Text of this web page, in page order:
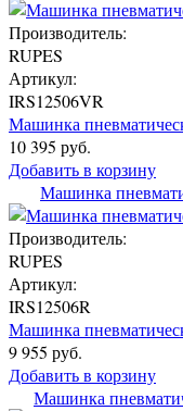
Производитель:
RUPES
Артикул:
IRS12506VR
Машинка
10 395 руб.
Добавить в корзину
Машинка
Производитель:
RUPES
Артикул:
IRS12506R
Машинка
9 955 руб.
Добавить в корзину
Машинка